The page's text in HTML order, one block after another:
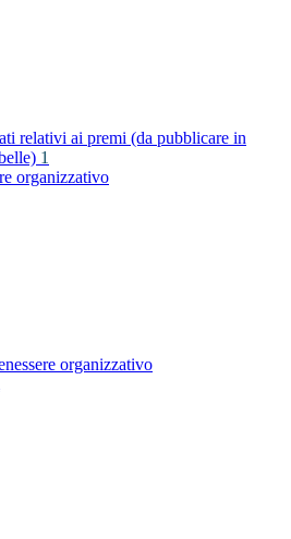
relativi ai premi (da pubblicare in
1
organizzativo
organizzativo